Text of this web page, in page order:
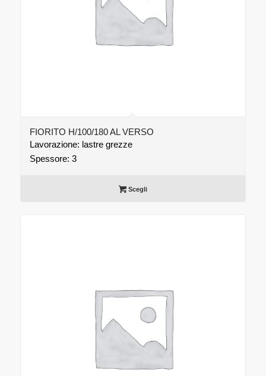
FIORITO H/100/180 AL VERSO
Lavorazione: lastre grezze
Spessore: 3
Scegli